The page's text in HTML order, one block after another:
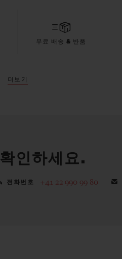
무료 배송 & 반품
더보기
인하세요.
전화번호 +41 22 990 99 80